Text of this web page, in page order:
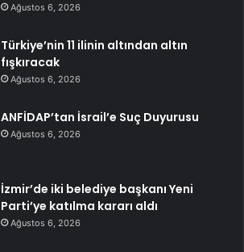
Ağustos 6, 2026
Türkiye’nin 11 ilinin altından altın
fışkıracak
Ağustos 6, 2026
ANFİDAP’tan İsrail’e Suç Duyurusu
Ağustos 6, 2026
İzmir’de iki belediye başkanı Yeni
Parti’ye katılma kararı aldı
Ağustos 6, 2026